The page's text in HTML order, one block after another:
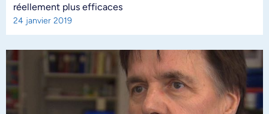
réellement plus efficaces
24 janvier 2019